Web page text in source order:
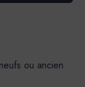
ou ancien